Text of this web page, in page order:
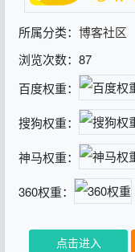
所属分类： 博客社区
浏览次数：87
百度权重：
搜狗权重：
神马权重：
360权重：
点击进入